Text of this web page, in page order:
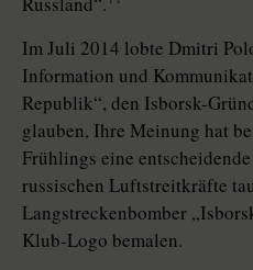
Im Juli 2014 lobte Dmitri
Information und
Republik“, den Isborsk-
glauben, Ihre Meinung hat
Frühlings eine
russischen Luftstreitkräfte
Langstreckenbomber
Klub-Logo bemalen.